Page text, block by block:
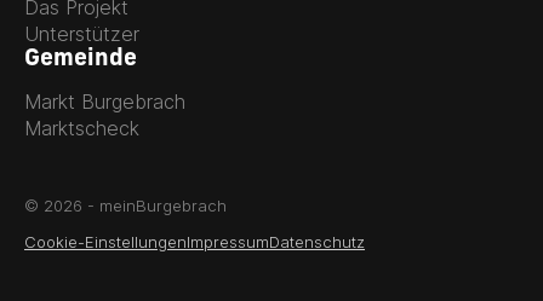
Das Projekt
Unterstützer
Gemeinde
Markt Burgebrach
Marktscheck
© 2026 - meinBurgebrach
Cookie-EinstellungenImpressumDatenschutz